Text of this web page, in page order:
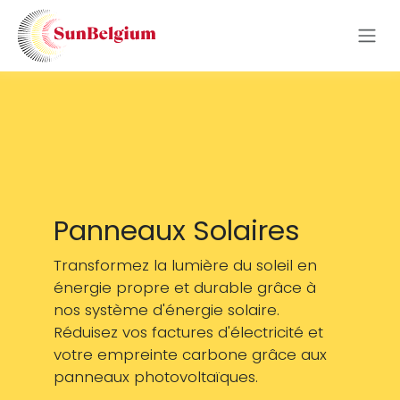
Se rendre au contenu
Panneaux Solaires
Transformez la lumière du soleil en
énergie propre et durable grâce à
nos système d'énergie solaire.
Réduisez vos factures d'électricité et
votre empreinte carbone grâce aux
panneaux photovoltaïques.